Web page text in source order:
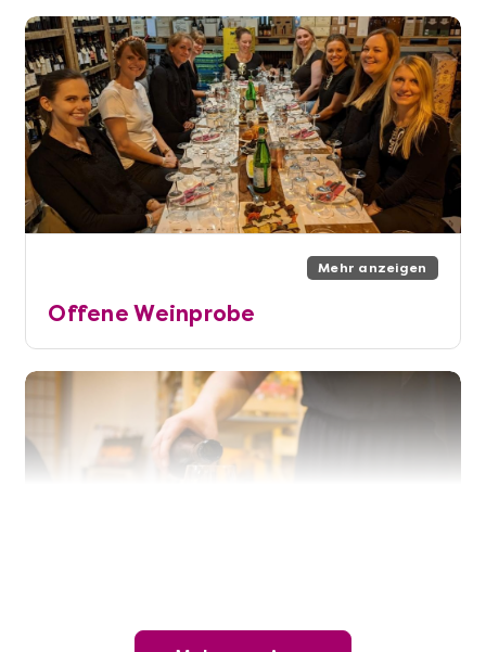
Mehr anzeigen
Offene Weinprobe